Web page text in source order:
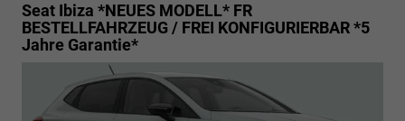
Seat Ibiza *NEUES MODELL* FR
BESTELLFAHRZEUG / FREI KONFIGURIERBAR *5
Jahre Garantie*